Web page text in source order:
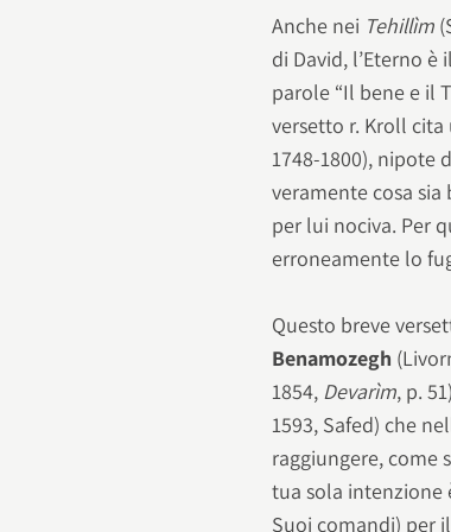
Anche nei Tehillìm
di David, l’Eterno
parole “Il bene e il
versetto r. Kroll
1748-1800), nipote
veramente cosa
per lui nociva. Per
erroneamente lo
Questo breve
Benamozegh
1854, Devarìm, p.
1593, Safed) che
raggiungere, come
tua sola intenzione
Suoi comandi) per